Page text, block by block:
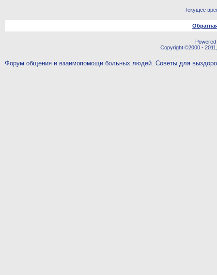
Текущее
Copyright ©2000 -
Форум общения и взаимопомощи больных людей. Советы для